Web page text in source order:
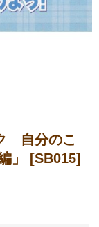
自分のこ
」 [SB015]